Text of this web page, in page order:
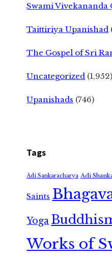
Swami Vivekananda
Taittiriya Upanishad
The Gospel of Sri
Uncategorized (1,952)
Upanishads (746)
Tags
Adi Sankaracharya Adi
Saints
Yoga
Works of